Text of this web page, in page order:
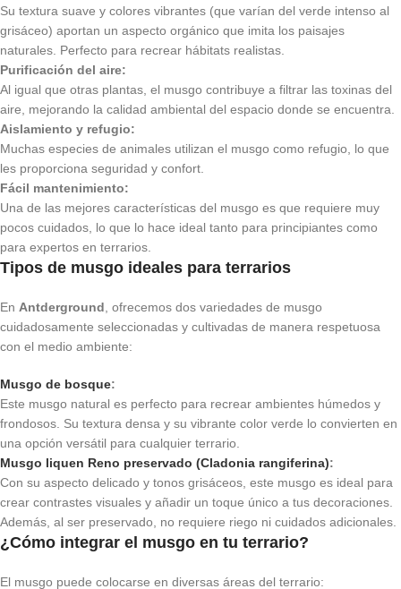
Su textura suave y colores vibrantes (que varían del verde intenso al
grisáceo) aportan un aspecto orgánico que imita los paisajes
naturales. Perfecto para recrear hábitats realistas.
Purificación del aire:
Al igual que otras plantas, el musgo contribuye a filtrar las toxinas del
aire, mejorando la calidad ambiental del espacio donde se encuentra.
Aislamiento y refugio:
Muchas especies de animales utilizan el musgo como refugio, lo que
les proporciona seguridad y confort.
Fácil mantenimiento:
Una de las mejores características del musgo es que requiere muy
pocos cuidados, lo que lo hace ideal tanto para principiantes como
para expertos en terrarios.
Tipos de musgo ideales para terrarios
En Antderground, ofrecemos dos variedades de musgo
cuidadosamente seleccionadas y cultivadas de manera respetuosa
con el medio ambiente:
Musgo de bosque:
Este musgo natural es perfecto para recrear ambientes húmedos y
frondosos. Su textura densa y su vibrante color verde lo convierten en
una opción versátil para cualquier terrario.
Musgo liquen Reno preservado (Cladonia rangiferina):
Con su aspecto delicado y tonos grisáceos, este musgo es ideal para
crear contrastes visuales y añadir un toque único a tus decoraciones.
Además, al ser preservado, no requiere riego ni cuidados adicionales.
¿Cómo integrar el musgo en tu terrario?
El musgo puede colocarse en diversas áreas del terrario: